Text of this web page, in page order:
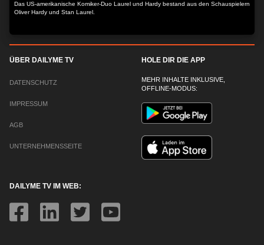
Das US-amerikanische Komiker-Duo Laurel und Hardy bestand aus den Schauspielern
Oliver Hardy und Stan Laurel.
ÜBER DAILYME TV
DATENSCHUTZ
IMPRESSUM
AGB
UNTERNEHMENSSEITE
HOLE DIR DIE APP
MEHR INHALTE INKLUSIVE,
OFFLINE-MODUS:
DAILYME TV IM WEB: